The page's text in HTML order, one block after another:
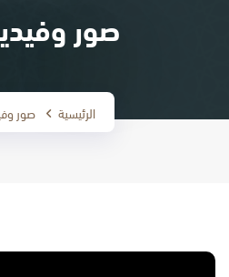
صور
الرئيسية صور